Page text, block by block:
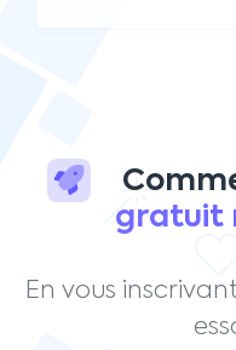
gratuit
En vous